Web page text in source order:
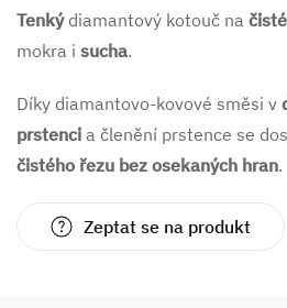
Tenký diamantový kotouč na
mokra i sucha.
Díky diamantovo-kovové směsi v
prstenci a členění prstence se
čistého řezu bez osekaných hran.
Zeptat se na produkt